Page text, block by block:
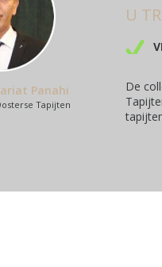
Panahi
Tapijten
U
De